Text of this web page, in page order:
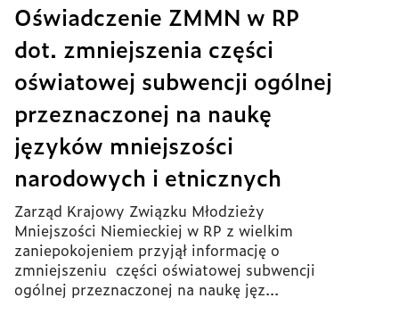
Oświadczenie ZMMN w RP
dot. zmniejszenia części
oświatowej subwencji ogólnej
przeznaczonej na naukę
języków mniejszości
narodowych i etnicznych
Zarząd Krajowy Związku Młodzieży
Mniejszości Niemieckiej w RP z wielkim
zaniepokojeniem przyjął informację o
zmniejszeniu części oświatowej subwencji
ogólnej przeznaczonej na naukę jęz...